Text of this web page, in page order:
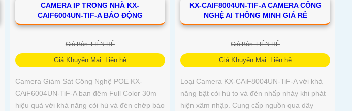
CAMERA IP TRONG NHÀ KX-
CAIF6004UN-TIF-A BÁO ĐỘNG
Giá Bán: LIÊN HỆ
Giá Khuyến Mại: Liên hệ
Camera Giám Sát Công Nghệ POE KX-
CAiF6004UN-TiF-A ban đêm Full Color 30m
hiệu quả với khả năng còi hú và đèn chớp báo
KX-CAIF8004UN-TIF-A CAMERA CÔNG
NGHỆ AI THÔNG MINH GIÁ RẺ
Giá Bán: LIÊN HỆ
Giá Khuyến Mại: Liên hệ
Loại Camera KX-CAiF8004UN-TiF-A với khả
năng bật còi hú to và đèn nhấp nháy khi phát
hiện xâm nhập. Cung cấp nguồn qua dây